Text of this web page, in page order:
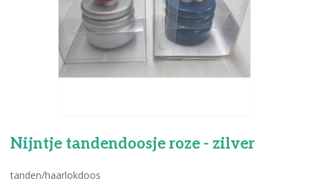
Nijntje tandendoosje roze - zilver
tanden/haarlokdoos